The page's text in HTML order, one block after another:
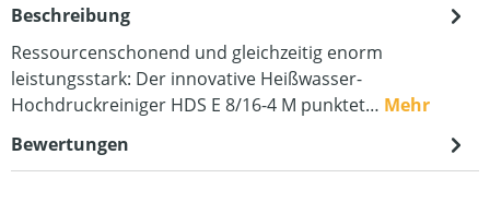
Beschreibung
Ressourcenschonend und gleichzeitig enorm
leistungsstark: Der innovative Heißwasser-
Hochdruckreiniger HDS E 8/16-4 M punktet… Mehr
Bewertungen